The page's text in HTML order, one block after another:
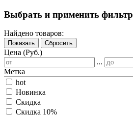
Выбрать и применить фильтр
Найдено товаров:
Показать Сбросить
Цена (Руб.)
...
Метка
hot
Новинка
Скидка
Скидка 10%